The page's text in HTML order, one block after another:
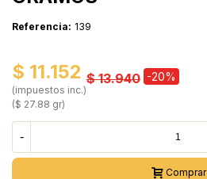
Referencia: 139
$ 11.152
(impuestos inc.)
$ 13.940 -20%
($ 27.88 gr)
-
Comprar